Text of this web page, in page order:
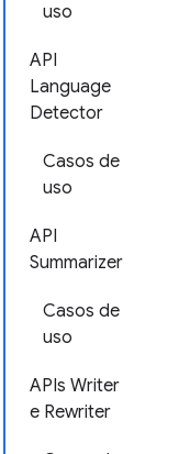
uso
API
Language
Detector
Casos de
uso
API
Summarizer
Casos de
uso
APIs Writer
e Rewriter